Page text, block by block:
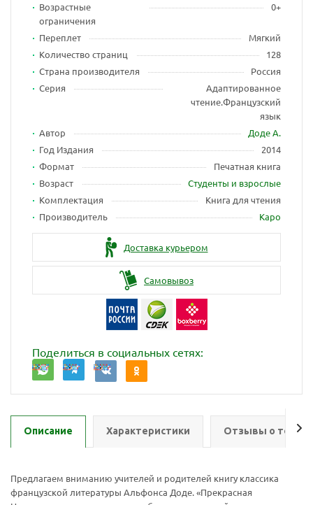
Возрастные
ограничения
0+
Переплет
Мягкий
Количество страниц
128
Страна производителя
Россия
Серия
Адаптированное
чтение.Французский
язык
Автор
Доде А.
Год Издания
2014
Формат
Печатная книга
Возраст
Студенты и взрослые
Комплектация
Книга для чтения
Производитель
Каро
Доставка курьером
Самовывоз
Поделиться в социальных сетях:
Описание Характеристики Отзывы о
Предлагаем вниманию учителей и родителей книгу классика
французской литературы Альфонса Доде. «Прекрасная